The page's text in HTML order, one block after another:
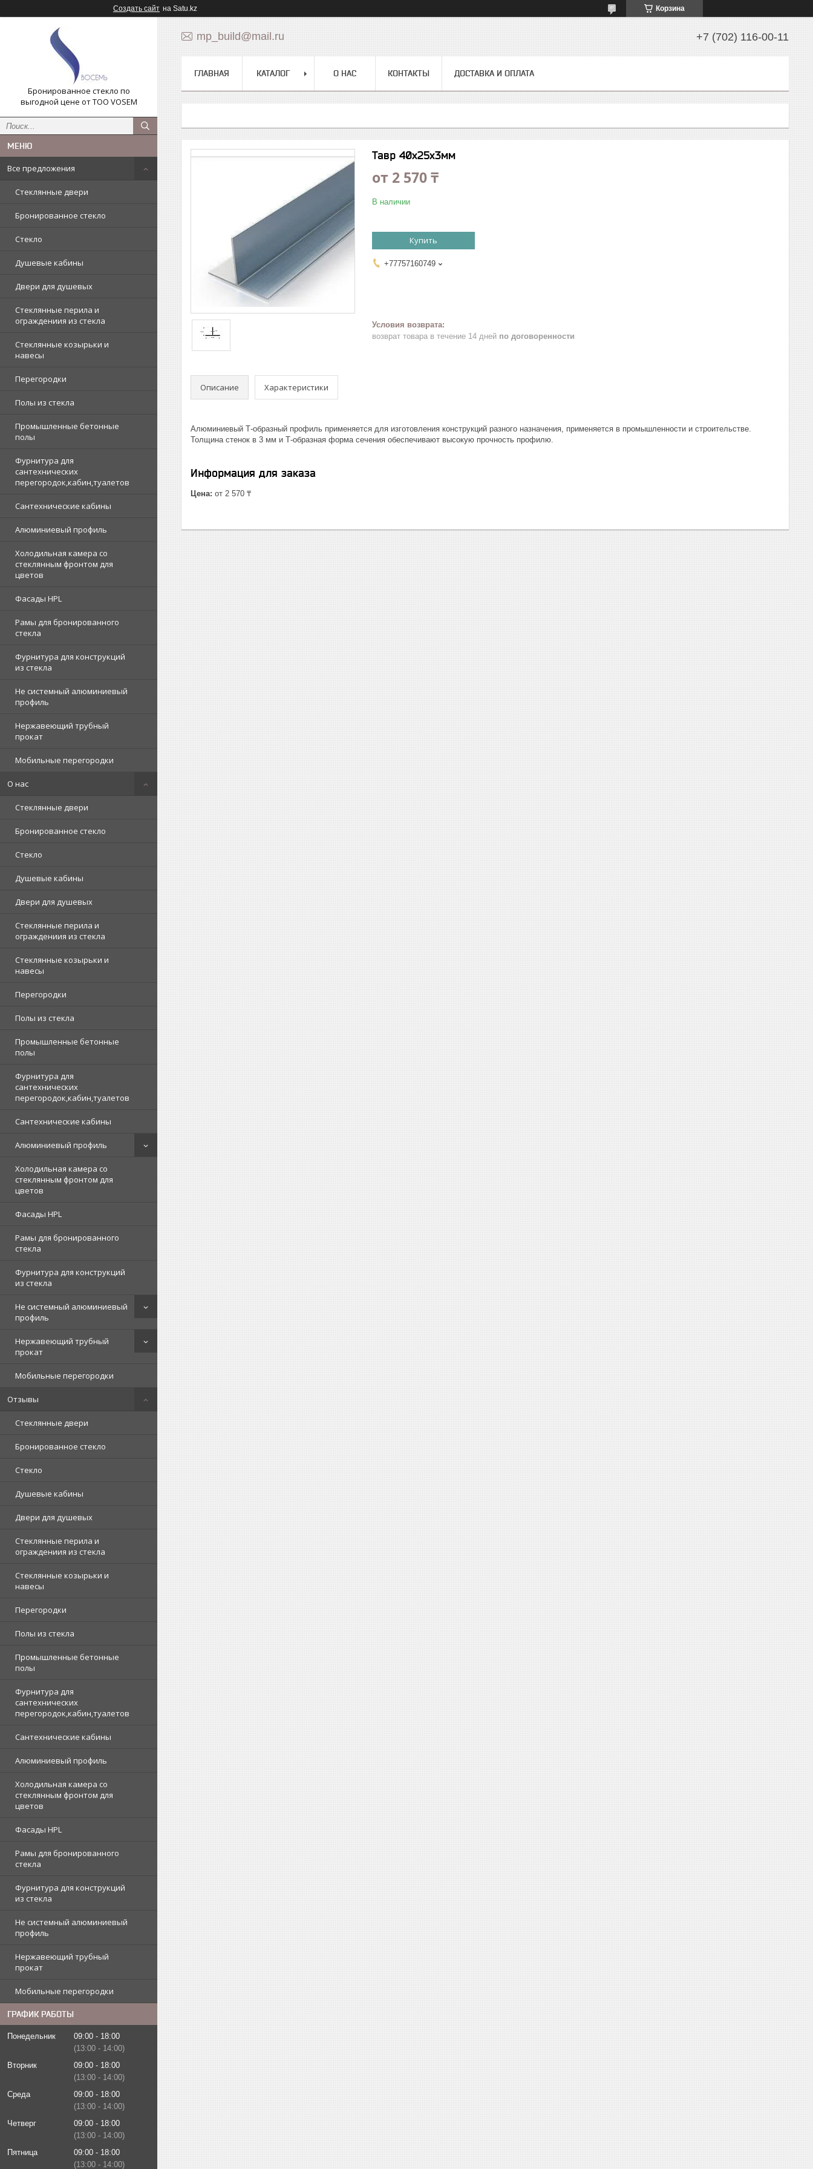
Создать сайт на Satu.kz Корзина
Бронированное стекло по
выгодной цене от ТОО VOSEM
Все предложения
Стеклянные двери
Бронированное стекло
Стекло
Душевые кабины
Двери для душевых
Стеклянные перила и
ограждениия из стекла
Стеклянные козырьки и
навесы
Перегородки
Полы из стекла
Промышленные бетонные
полы
Фурнитура для
сантехнических
перегородок,кабин,туалетов
Сантехнические кабины
Алюминиевый профиль
Холодильная камера со
стеклянным фронтом для
цветов
Фасады HPL
Рамы для бронированного
стекла
Фурнитура для конструкций
из стекла
Не системный алюминиевый
профиль
Нержавеющий трубный
прокат
Мобильные перегородки
О нас
Стеклянные двери
Бронированное стекло
Стекло
Душевые кабины
Двери для душевых
Стеклянные перила и
ограждениия из стекла
Стеклянные козырьки и
навесы
Перегородки
Полы из стекла
Промышленные бетонные
полы
Фурнитура для
сантехнических
перегородок,кабин,туалетов
Сантехнические кабины
Алюминиевый профиль
Холодильная камера со
стеклянным фронтом для
цветов
Фасады HPL
Рамы для бронированного
стекла
Фурнитура для конструкций
из стекла
Не системный алюминиевый
профиль
Нержавеющий трубный
прокат
Мобильные перегородки
Отзывы
Стеклянные двери
Бронированное стекло
Стекло
Душевые кабины
Двери для душевых
Стеклянные перила и
ограждениия из стекла
Стеклянные козырьки и
навесы
Перегородки
Полы из стекла
Промышленные бетонные
полы
Фурнитура для
сантехнических
перегородок,кабин,туалетов
Сантехнические кабины
Алюминиевый профиль
Холодильная камера со
стеклянным фронтом для
цветов
Фасады HPL
Рамы для бронированного
стекла
Фурнитура для конструкций
из стекла
Не системный алюминиевый
профиль
Нержавеющий трубный
прокат
Мобильные перегородки
ГРАФИК РАБОТЫ
Понедельник 09:00
18:00
13:00
14:00
Вторник
09:00
18:00
13:00
14:00
Среда
09:00
18:00
13:00
14:00
Четверг
09:00
18:00
13:00
14:00
Пятница
09:00
18:00
13:00
14:00
mp_build@mail.ru +7 (702) 116-00-11
ГЛАВНАЯ КАТАЛОГ О НАС КОНТАКТЫ ДОСТАВКА И ОПЛАТА
Тавр 40х25х3мм
от 2 570 ₸
В наличии
Купить
+77757160749
возврат товара в течение 14 дней по договоренности
Описание Характеристики
Алюминиевый Т-образный профиль применяется для изготовления конструкций разного назначения, применяется в промышленности и строительстве.
Толщина стенок в 3 мм и Т-образная форма сечения обеспечивают высокую прочность профилю.
Информация для заказа
Цена: от 2 570 ₸